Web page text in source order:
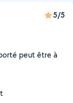
5/5
peut être à